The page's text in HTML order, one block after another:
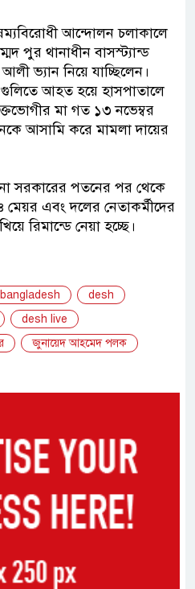
আন্দোলন চলাকালে
পুর থানাধীন বাসস্ট্যান্ড
ভ্যান নিয়ে যাচ্ছিলেন।
আহত হয়ে হাসপাতালে
মা গত ১৩ নভেম্বর
আসামি করে মামলা দায়ের
সরকারের পতনের পর থেকে
মেয়র এবং দলের নেতাকর্মীদের
রিমান্ডে নেয়া হচ্ছে।
bangladesh
desh
desh live
জুনায়েদ আহমেদ পলক